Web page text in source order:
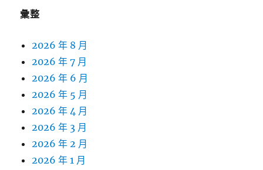
彙整
2026 年 8 月
2026 年 7 月
2026 年 6 月
2026 年 5 月
2026 年 4 月
2026 年 3 月
2026 年 2 月
2026 年 1 月